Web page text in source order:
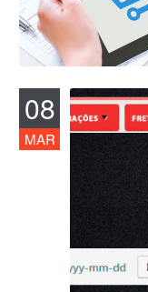
08
MAR